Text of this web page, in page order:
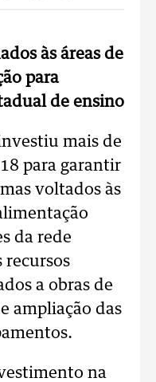
às áreas de
para
de ensino
mais de
para garantir
voltados às
da rede
recursos
a obras de
ampliação das
na